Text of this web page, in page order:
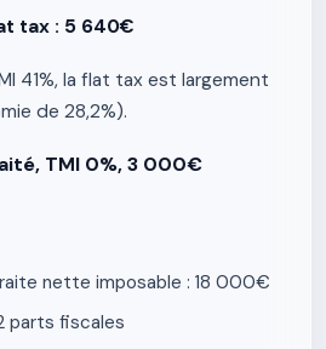
tax : 5 640€
41%, la flat tax est largement
de 28,2%).
TMI 0%, 3 000€
nette imposable : 18 000€
parts fiscales